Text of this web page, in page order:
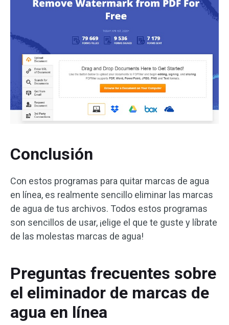
Conclusión
Con estos programas para quitar marcas de agua
en línea, es realmente sencillo eliminar las marcas
de agua de tus archivos. Todos estos programas
son sencillos de usar, ¡elige el que te guste y líbrate
de las molestas marcas de agua!
Preguntas frecuentes sobre
el eliminador de marcas de
agua en línea